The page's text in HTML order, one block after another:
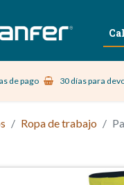
Laboral
de pago 30 días para
Ropa de trabajo